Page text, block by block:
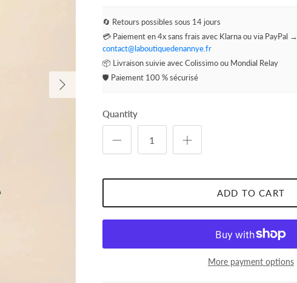
Next
🔄 Retours possibles sous 14 jours
💳 Paiement en 4x sans frais avec Klarna ou via PayPal →
contact@laboutiquedenannye.fr
📦 Livraison suivie avec Colissimo ou Mondial Relay
🛡️ Paiement 100 % sécurisé
Quantity
ADD TO CART
More payment options